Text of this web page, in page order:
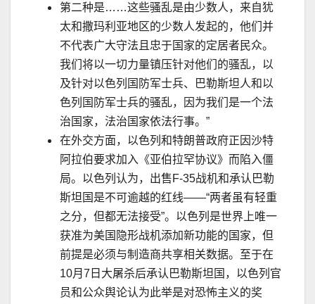
第二种是……这些骚乱是由少数人，来自犹
太和撒玛利亚地区的少数人发起的，他们并
不代表广大守法且忠于国家的定居者民众。
我们将以一切力量镇压针对他们的骚乱，以
及针对以色列国防军士兵、巴勒斯坦人和以
色列国防军士兵的骚乱，因为我们是一个法
治国家，法治国家依法行事。 ”
在外交方面，以色列和特朗普政府正因沙特
阿拉伯要求加入《亚伯拉罕协议》而陷入僵
局。以色列认为，出售F-35战机和承认巴勒
斯坦国是不可逾越的红线——“两者虽有轻重
之分，但都无法接受”。以色列是世界上唯一
获准为美国隐形战机添加新功能的国家，但
前提是必须与制造商共享相关数据。至于在
10月 7 日大屠杀后承认巴勒斯坦国，以色列官
员和公众舆论认为此举是对恐怖主义的奖